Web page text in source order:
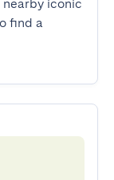
nearby iconic
find a